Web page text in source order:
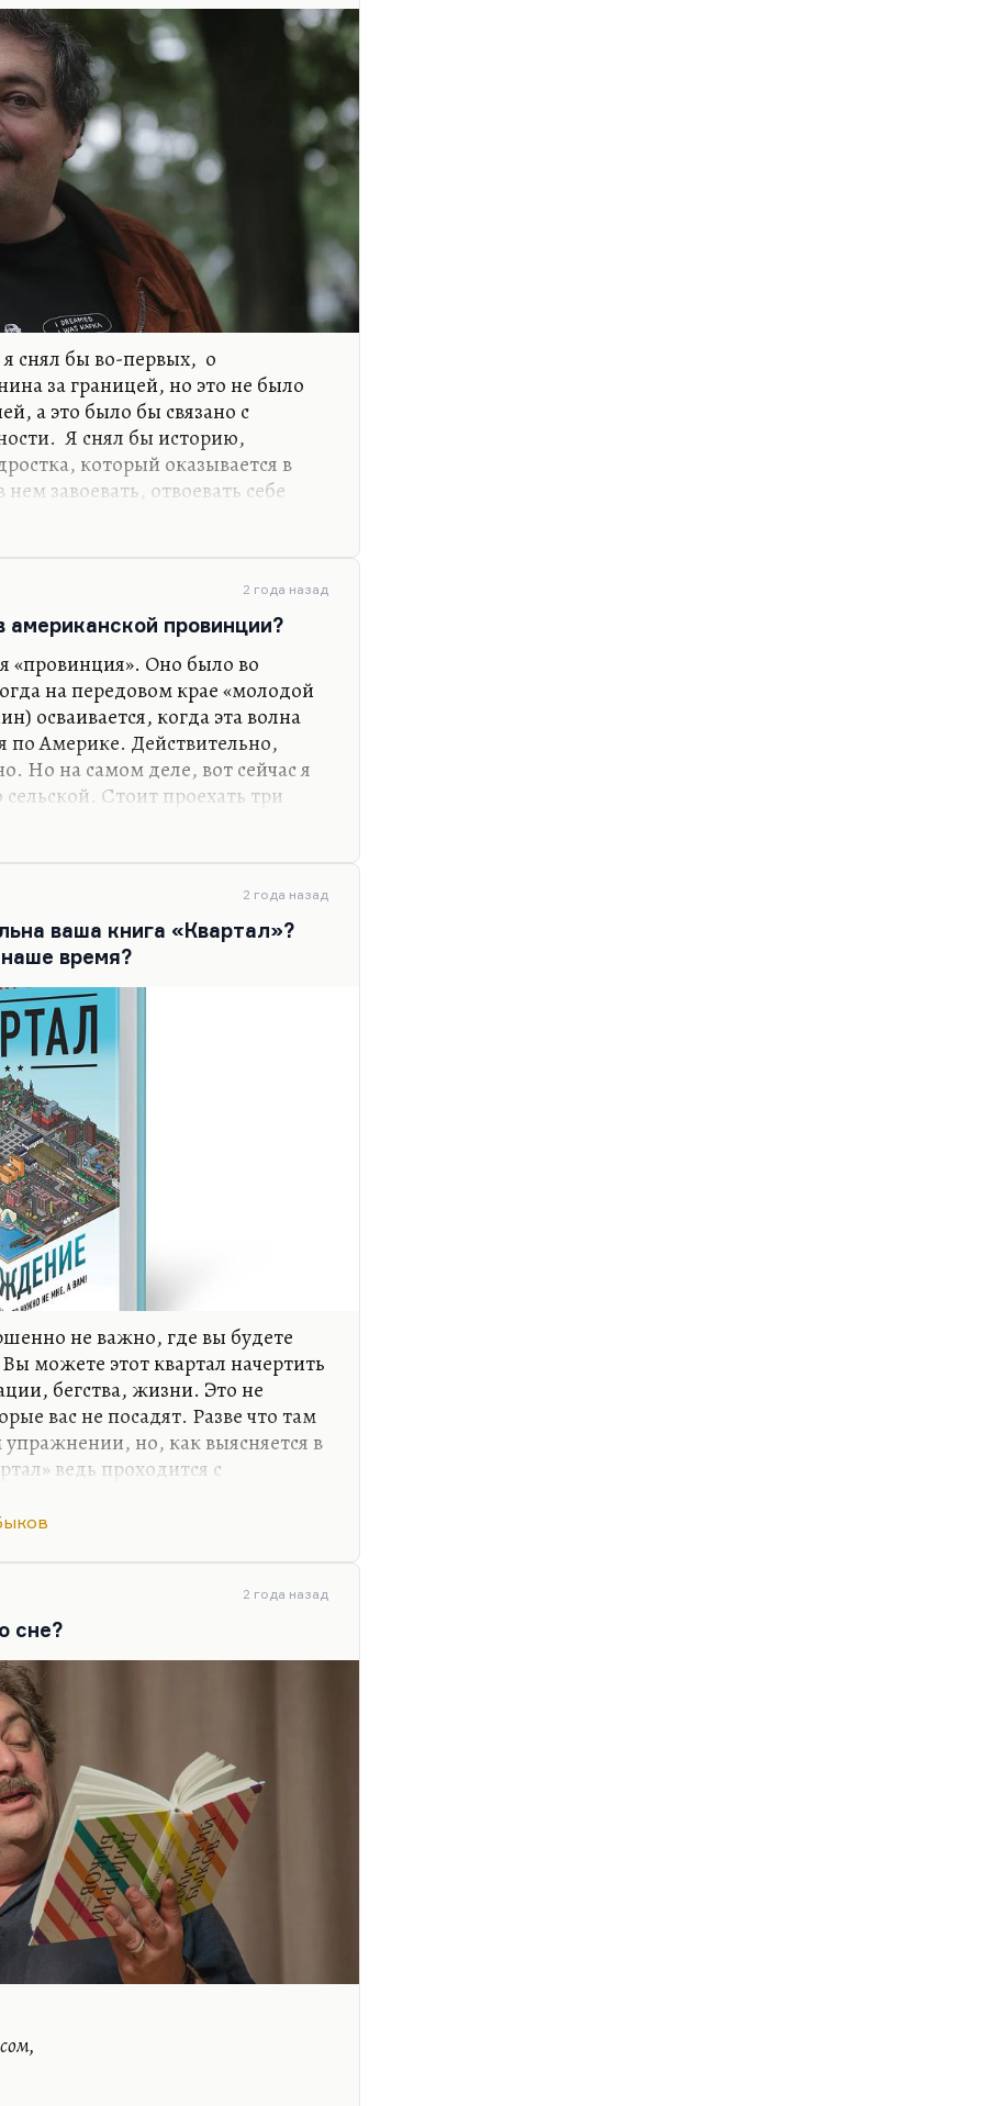
снял бы во-первых, о
за границей, но это не было
а это было бы связано с
Я снял бы историю,
который оказывается в
завоевать, отвоевать себе
историй в современной
идентичности, которая, по-
занимает проблема как
секс и отношения. Как в
ли секс без…
2 года назад
провинции?
«провинция». Оно было во
на передовом крае «молодой
осваивается, когда эта волна
по Америке. Действительно,
Но на самом деле, вот сейчас я
Стоит проехать три
ощущения провинции у меня
своей. Или в «Березках»,
ровно такой же пейзаж здесь,
в том, что до Чепелева
А…
2 года назад
ваша книга «Квартал»?
время?
не важно, где вы будете
можете этот квартал начертить
бегства, жизни. Это не
вас не посадят. Разве что там
но, как выясняется в
ведь проходится с
сказать, по какому принципу
долгов, из обязательств, из
превращает вашу жизнь на время
можно проходить с
2 года назад
сне?